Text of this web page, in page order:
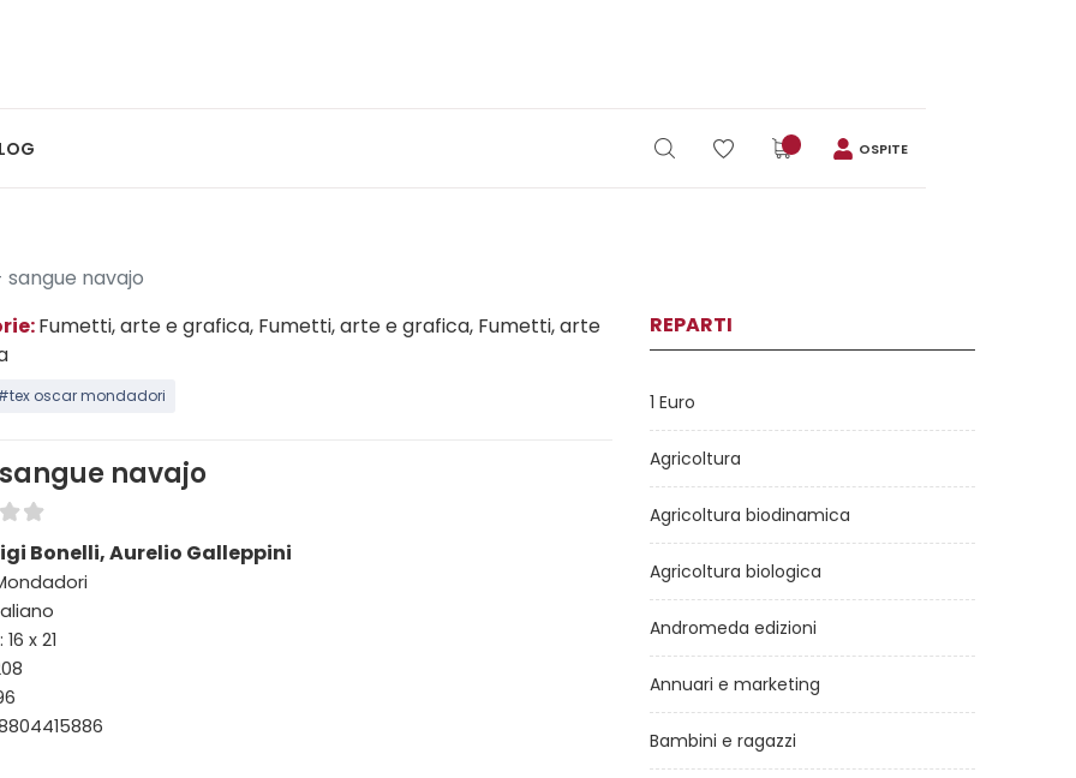
OSPITE
sangue navajo
Fumetti, arte e grafica, Fumetti, arte e grafica, Fumetti, arte
oscar mondadori
navajo
Bonelli, Aurelio Galleppini
x 21
REPARTI
1 Euro
Agricoltura
Agricoltura biodinamica
Agricoltura biologica
Andromeda edizioni
Annuari e marketing
Bambini e ragazzi